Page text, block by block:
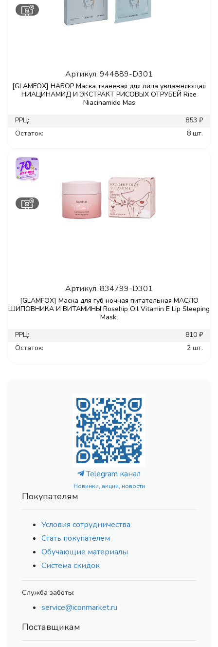
Артикул. 944889-D301
[GLAMFOX] НАБОР Маска тканевая для лица увлажняющая
НИАЦИНАМИД И ЭКСТРАКТ РИСОВЫХ ОТРУБЕЙ Rice
Niacinamide Mas
РРЦ:
853 ₽
Остаток:
8 шт.
Артикул. 834799-D301
[GLAMFOX] Маска для губ ночная питательная МАСЛО
ШИПОВНИКА И ВИТАМИНЫ Rosehip Oil Vitamin E Lip Sleeping
Mask,
РРЦ:
810 ₽
Остаток:
2 шт.
Telegram канал
Новинки, акции, новости
Покупателям
Условия сотрудничества
Стать покупателем
Обучающие материалы
Система скидок
Служба заботы:
service@iconmarket.ru
Поставщикам